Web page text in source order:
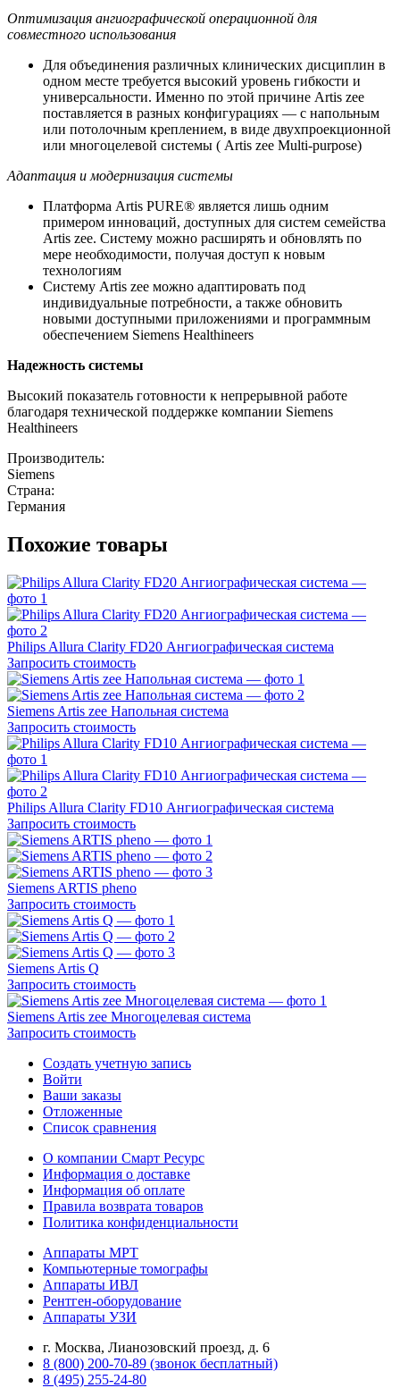
Оптимизация ангиографической операционной для
совместного использования
Для объединения различных клинических дисциплин в
одном месте требуется высокий уровень гибкости и
универсальности. Именно по этой причине Artis zee
поставляется в разных конфигурациях — с напольным
или потолочным креплением, в виде двухпроекционной
или многоцелевой системы ( Artis zee Multi-purpose)
Адаптация и модернизация системы
Платформа Artis PURE® является лишь одним
примером инноваций, доступных для систем семейства
Artis zee. Систему можно расширять и обновлять по
мере необходимости, получая доступ к новым
технологиям
Систему Artis zee можно адаптировать под
индивидуальные потребности, а также обновить
новыми доступными приложениями и программным
обеспечением Siemens Healthineers
Надежность системы
Высокий показатель готовности к непрерывной работе
благодаря технической поддержке компании Siemens
Healthineers
Производитель:
Siemens
Страна:
Германия
Похожие товары
Philips Allura Clarity FD20 Ангиографическая система
Запросить стоимость
Siemens Artis zee Напольная система
Запросить стоимость
Philips Allura Clarity FD10 Ангиографическая система
Запросить стоимость
Siemens ARTIS pheno
Запросить стоимость
Siemens Artis Q
Запросить стоимость
Siemens Artis zee Многоцелевая система
Запросить стоимость
Создать учетную запись
Войти
Ваши заказы
Отложенные
Список сравнения
О компании Смарт Ресурс
Информация о доставке
Информация об оплате
Правила возврата товаров
Политика конфиденциальности
Аппараты МРТ
Компьютерные томографы
Аппараты ИВЛ
Рентген-оборудование
Аппараты УЗИ
г. Москва, Лианозовский проезд, д. 6
8 (800) 200-70-89 (звонок бесплатный)
8 (495) 255-24-80